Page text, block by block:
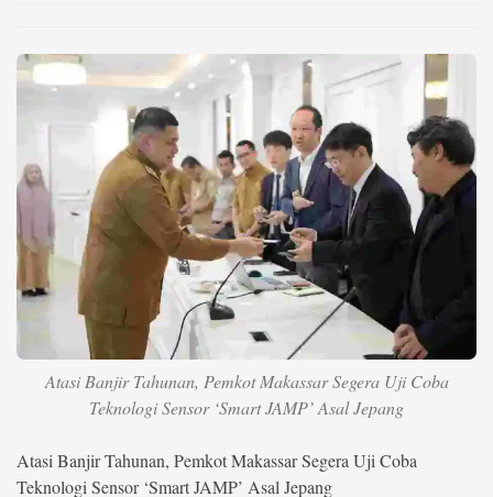
Profil
Video
More
Disclaimer
Atasi Banjir Tahunan, Pemkot Makassar Segera Uji Coba
Teknologi Sensor ‘Smart JAMP’ Asal Jepang
Atasi Banjir Tahunan, Pemkot Makassar Segera Uji Coba
Teknologi Sensor ‘Smart JAMP’ Asal Jepang